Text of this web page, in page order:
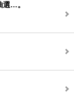
選…。